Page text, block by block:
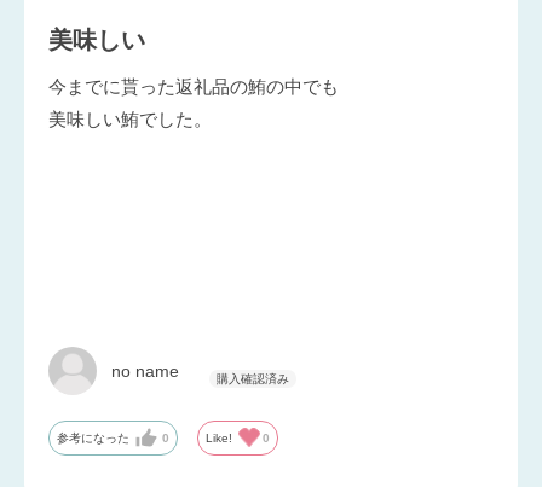
美味しい
今までに貰った返礼品の鮪の中でも
美味しい鮪でした。
no name
参考になった 0 Like! 0